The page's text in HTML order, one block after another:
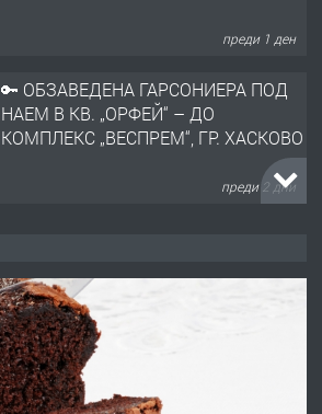
НАЕМ В КВ. „ОРФЕЙ“ – ДО
КОМПЛЕКС „ВЕСПРЕМ“, ГР. ХАСКОВО
преди 2 дни
ХАСКОВО
Давам гараж под наем